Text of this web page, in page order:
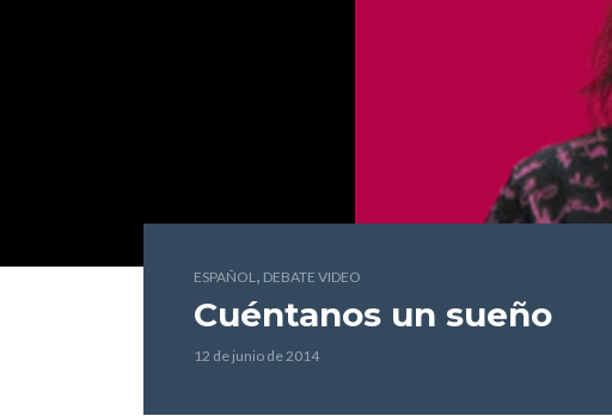
ESPAÑOL, DEBATE VIDEO
Cuéntanos un sueño
12 de junio de 2014